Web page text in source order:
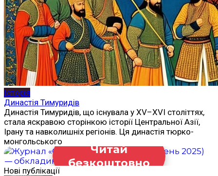
Історія
Династія Тимуридів
Династія Тимуридів, що існувала у XV–XVI століттях,
стала яскравою сторінкою історії Центральної Азії,
Ірану та навколишніх регіонів. Ця династія тюрко-
монгольського
Читай
безкоштовно
Нові публікації